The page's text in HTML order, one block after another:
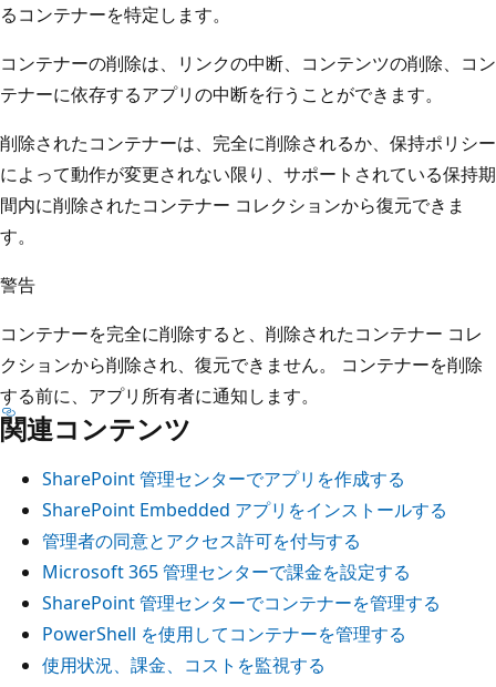
るコンテナーを特定します。
コンテナーの削除は、リンクの中断、コンテンツの削除、コン
テナーに依存するアプリの中断を行うことができます。
削除されたコンテナーは、完全に削除されるか、保持ポリシー
によって動作が変更されない限り、サポートされている保持期
間内に削除されたコンテナー コレクションから復元できま
す。
警告
コンテナーを完全に削除すると、削除されたコンテナー コレ
クションから削除され、復元できません。 コンテナーを削除
する前に、アプリ所有者に通知します。
関連コンテンツ
SharePoint 管理センターでアプリを作成する
SharePoint Embedded アプリをインストールする
管理者の同意とアクセス許可を付与する
Microsoft 365 管理センターで課金を設定する
SharePoint 管理センターでコンテナーを管理する
PowerShell を使用してコンテナーを管理する
使用状況、課金、コストを監視する